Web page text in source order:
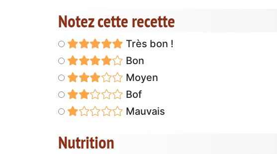
Notez cette recette
Très bon !
Bon
Moyen
Bof
Mauvais
Nutrition